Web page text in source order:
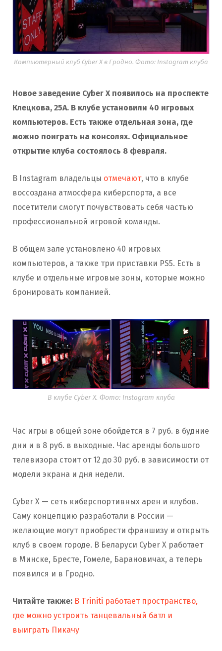
Компьютерный клуб Cyber X в Гродно. Фото: Instagram клуба
Новое заведение Cyber X появилось на проспекте
Клецкова, 25А. В клубе установили 40 игровых
компьютеров. Есть также отдельная зона, где
можно поиграть на консолях. Официальное
открытие клуба состоялось 8 февраля.
В Instagram владельцы отмечают, что в клубе
воссоздана атмосфера киберспорта, а все
посетители смогут почувствовать себя частью
профессиональной игровой команды.
В общем зале установлено 40 игровых
компьютеров, а также три приставки PS5. Есть в
клубе и отдельные игровые зоны, которые можно
бронировать компанией.
В клубе Cyber X. Фото: Instagram клуба
Час игры в общей зоне обойдется в 7 руб. в будние
дни и в 8 руб. в выходные. Час аренды большого
телевизора стоит от 12 до 30 руб. в зависимости от
модели экрана и дня недели.
Cyber X — сеть киберспортивных арен и клубов.
Саму концепцию разработали в России —
желающие могут приобрести франшизу и открыть
клуб в своем городе. В Беларуси Cyber X работает
в Минске, Бресте, Гомеле, Барановичах, а теперь
появился и в Гродно.
Читайте также: В Triniti работает пространство,
где можно устроить танцевальный батл и
выиграть Пикачу